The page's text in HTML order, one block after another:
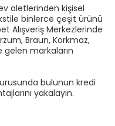
aletlerinden kişisel
binlerce çeşit ürünü
Alışveriş Merkezlerinde
Braun, Korkmaz,
gelen markaların
bulunun kredi
yakalayın.